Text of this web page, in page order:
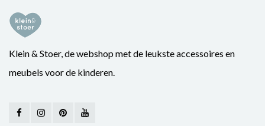
Klein & Stoer, de webshop met de leukste accessoires en
meubels voor de kinderen.